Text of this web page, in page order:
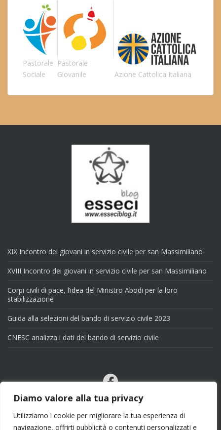
Diamo valore alla tua privacy
Utilizziamo i cookie per migliorare la tua esperienza di
navigazione, offrirti pubblicità o contenuti personalizzati e
Pastorale
Sociale
Pastorale
Giovanile
Azione Cattolica Italiana
XIX Incontro dei giovani in servizio civile per san Massimiliano
XVIII Incontro dei giovani in servizio civile per san Massimiliano
Corpi civili di pace, l’idea del Ministro Abodi per la loro
stabilizzazione
Guida alla selezioni del bando di servizio civile 2023
CNESC analizza i dati del bando di servizio civile
Facebook
Email
X